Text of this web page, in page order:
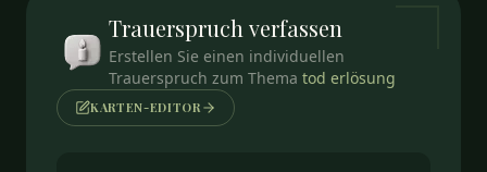
Trauerspruch verfassen
Erstellen Sie einen individuellen
Trauerspruch zum Thema tod erlösung
KARTEN-EDITOR